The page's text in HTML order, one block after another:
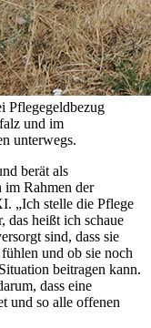
Pflegegeldbezug
und im
unterwegs.
berät als
im Rahmen der
„Ich stelle die Pflege
das heißt ich schaue
sind, dass sie
und ob sie noch
beitragen kann.
dass eine
und so alle offenen